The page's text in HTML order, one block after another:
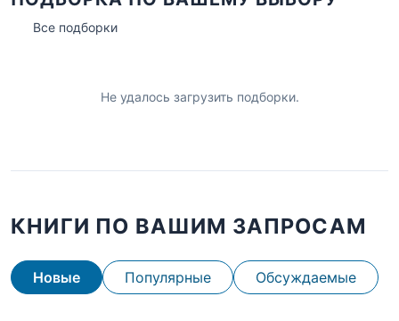
Все подборки
Не удалось загрузить подборки.
КНИГИ ПО ВАШИМ ЗАПРОСАМ
Новые Популярные Обсуждаемые